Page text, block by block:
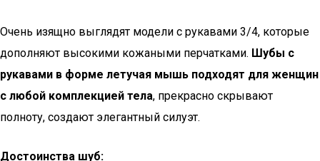
Очень изящно выглядят модели с рукавами 3/4, которые
дополняют высокими кожаными перчатками. Шубы с
рукавами в форме летучая мышь подходят для женщин
с любой комплекцией тела, прекрасно скрывают
полноту, создают элегантный силуэт.
Достоинства шуб: